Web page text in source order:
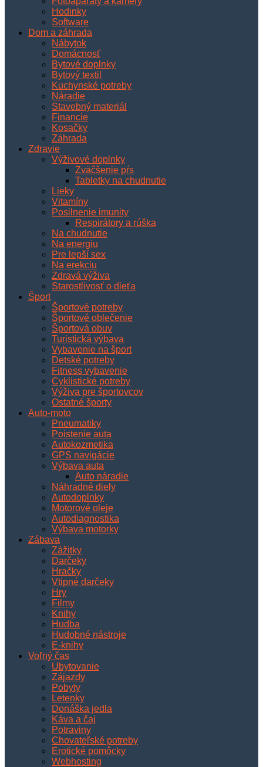
Hodinky
Software
Dom a záhrada
Nábytok
Domácnosť
Bytové doplnky
Bytový textil
Kuchynské potreby
Náradie
Stavebný materiál
Financie
Kosačky
Záhrada
Zdravie
Výživové doplnky
Zväčšenie pŕs
Tabletky na chudnutie
Lieky
Vitamíny
Posilnenie imunity
Respirátory a rúška
Na chudnutie
Na energiu
Pre lepší sex
Na erekciu
Zdravá výživa
Starostlivosť o dieťa
Šport
Športové potreby
Športové oblečenie
Športová obuv
Turistická výbava
Vybavenie na šport
Detské potreby
Fitness vybavenie
Cyklistické potreby
Výživa pre športovcov
Ostatné športy
Auto-moto
Pneumatiky
Poistenie auta
Autokozmetika
GPS navigácie
Výbava auta
Auto náradie
Náhradné diely
Autodoplnky
Motorové oleje
Autodiagnostika
Výbava motorky
Zábava
Zážitky
Darčeky
Hračky
Vtipné darčeky
Hry
Filmy
Knihy
Hudba
Hudobné nástroje
E-knihy
Voľný čas
Ubytovanie
Zájazdy
Pobyty
Letenky
Donáška jedla
Káva a čaj
Potraviny
Chovateľské potreby
Erotické pomôcky
Webhosting